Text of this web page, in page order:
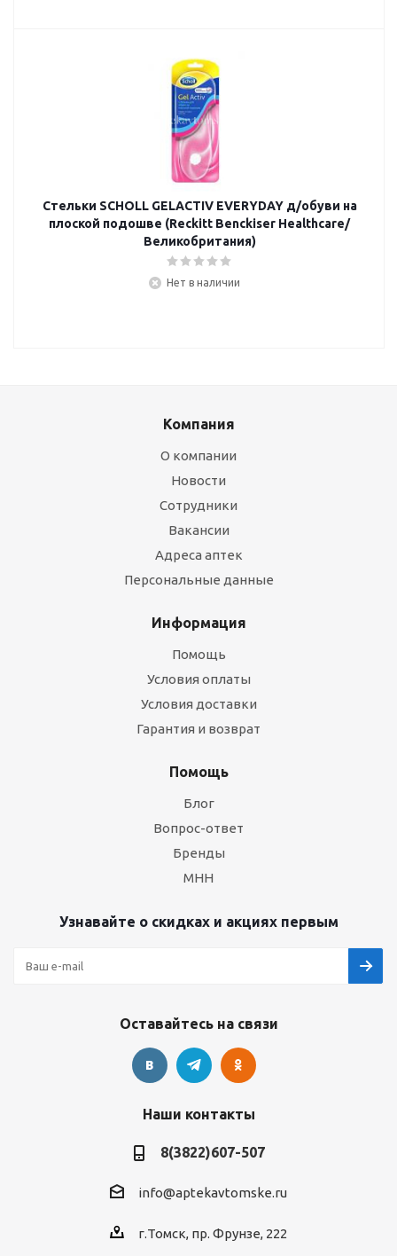
Стельки SCHOLL GELACTIV EVERYDAY д/обуви на
плоской подошве (Reckitt Benckiser Healthcare/
Великобритания)
Нет в наличии
Компания
О компании
Новости
Сотрудники
Вакансии
Адреса аптек
Персональные данные
Информация
Помощь
Условия оплаты
Условия доставки
Гарантия и возврат
Помощь
Блог
Вопрос-ответ
Бренды
МНН
Узнавайте о скидках и акциях первым
Оставайтесь на связи
Наши контакты
8(3822)607-507
info@aptekavtomske.ru
г.Томск, пр. Фрунзе, 222